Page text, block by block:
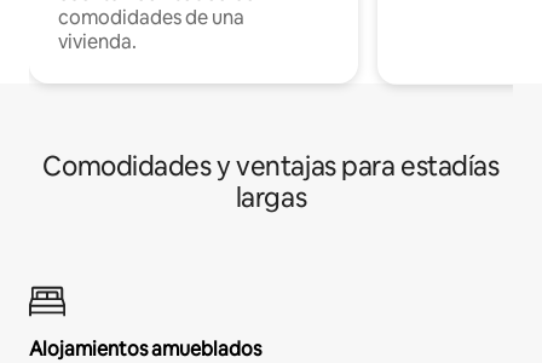
comodidades de una
vivienda.
Comodidades y ventajas para estadías
largas
Alojamientos amueblados